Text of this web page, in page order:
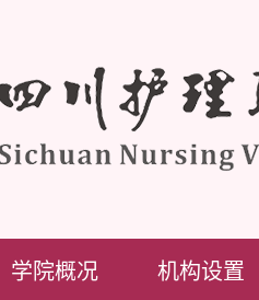
学院概况 机构设置